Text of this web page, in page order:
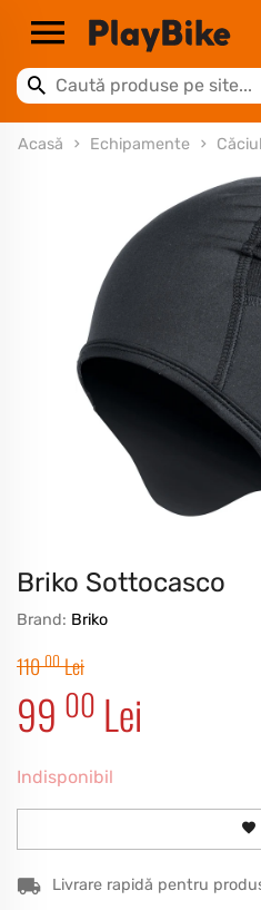
Acasă Echipamente
Briko Sottocasco
Brand: Briko
99 00 Lei
11000 Lei
Indisponibil
Livrare rapidă pentru